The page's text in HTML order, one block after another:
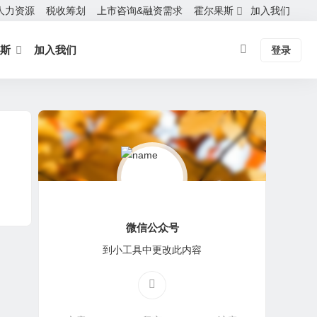
力资源 税收筹划 上市咨询&融资需求 霍尔果斯 加入我们
加入我们 登录
微信公众号
到小工具中更改此内容